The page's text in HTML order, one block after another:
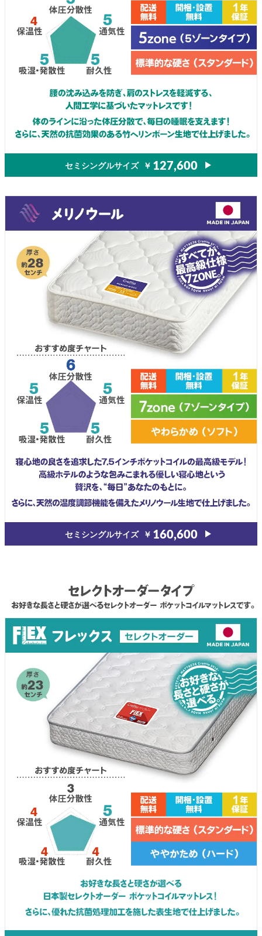
セミシングルサイズ ￥
セミシングルサイズ ￥